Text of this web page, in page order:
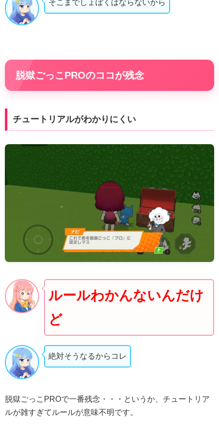
そこまでしょぼくはならないから
脱獄ごっこPROのココが残念
チュートリアルがわかりにくい
ルールわかんないんだけ
ど
絶対そうなるからコレ
脱獄ごっこPROで一番残念・・・というか、チュートリア
ルが雑すぎてルールが意味不明です。